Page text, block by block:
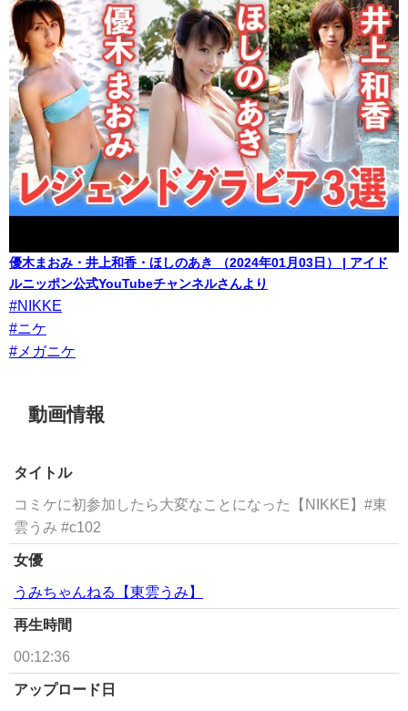
優木まおみ・井上和香・ほしのあき （2024年01月03日） | アイド
ルニッポン公式YouTubeチャンネルさんより
#NIKKE
#ニケ
#メガニケ
動画情報
タイトル
コミケに初参加したら大変なことになった【NIKKE】#東
雲うみ #c102
女優
うみちゃんねる【東雲うみ】
再生時間
00:12:36
アップロード日